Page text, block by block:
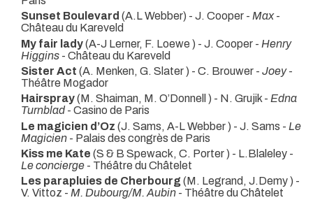
Sunset Boulevard (A.L Webber) - J. Cooper - Max-
Château du Kareveld
My fair lady(A-J Lerner, F. Loewe ) - J. Cooper - Henry
Higgins - Château du Kareveld
Sister Act (A. Menken, G. Slater ) - C. Brouwer - Joey-
Théâtre Mogador
Hairspray(M. Shaiman, M. O’Donnell ) - N. Grujik - Edna
Turnblad- Casino de Paris
Le magicien d’Oz (J. Sams, A-L Webber ) - J. Sams - Le
Magicien - Palais des congrès de Paris
Kiss me Kate (S & B Spewack, C. Porter ) - L.Blaleley -
Le concierge - Théâtre du Châtelet
Les parapluies de Cherbourg (M. Legrand, J.Demy ) -
V. Vittoz - M. Dubourg/M. Aubin - Théâtre du Châtelet